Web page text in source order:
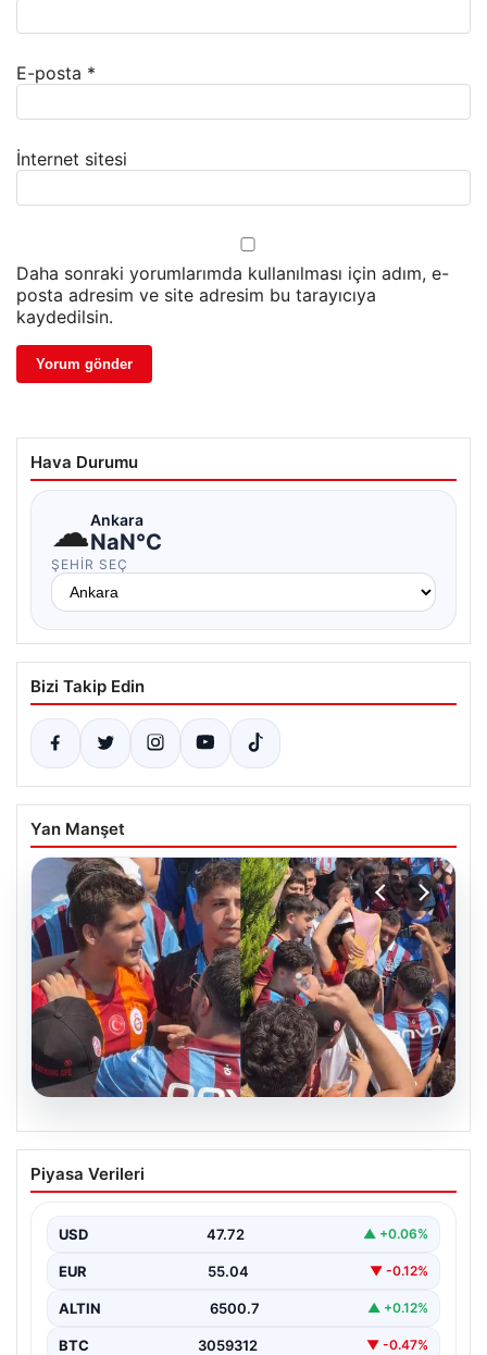
E-posta *
İnternet sitesi
Daha sonraki yorumlarımda kullanılması için adım, e-
posta adresim ve site adresim bu tarayıcıya
kaydedilsin.
Hava Durumu
☁Ankara
NaN°C
ŞEHIR SEÇ
Bizi Takip Edin
Yan Manşet
Mohamed Salah’ı karşılamaya gelen
Galatasaraylı taraftarı pişman ettiler!
Piyasa Verileri
USD 47.72 ▲ +0.06%
EUR 55.04 ▼ -0.12%
ALTIN 6500.7 ▲ +0.12%
BTC 3059312 ▼ -0.47%